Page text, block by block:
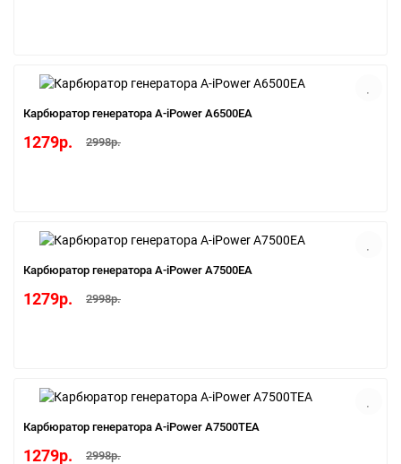
Карбюратор генератора A-iPower A6500EA
1279р. 2998р.
Карбюратор генератора A-iPower A7500EA
1279р. 2998р.
Карбюратор генератора A-iPower A7500ТEA
1279р. 2998р.